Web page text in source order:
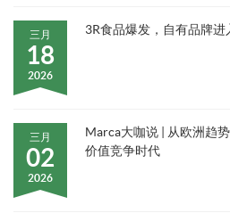
三月
18
2026
3R食品爆发，自有品牌进
三月
02
2026
Marca大咖说 | 从欧洲趋
价值竞争时代